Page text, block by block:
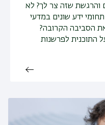
והרגשת שזה צר לך? לא
ידע שונים במדעי
הסביבה הקרובה?
התוכנית לפרשנות